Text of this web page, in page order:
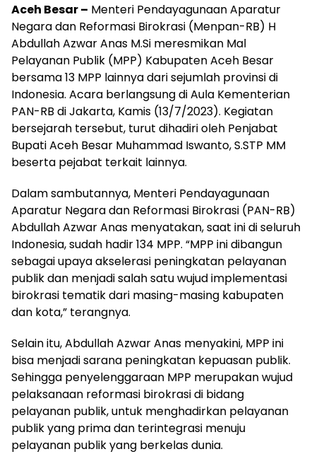
Aceh Besar – Menteri Pendayagunaan Aparatur
Negara dan Reformasi Birokrasi (Menpan-RB) H
Abdullah Azwar Anas M.Si meresmikan Mal
Pelayanan Publik (MPP) Kabupaten Aceh Besar
bersama 13 MPP lainnya dari sejumlah provinsi di
Indonesia. Acara berlangsung di Aula Kementerian
PAN-RB di Jakarta, Kamis (13/7/2023). Kegiatan
bersejarah tersebut, turut dihadiri oleh Penjabat
Bupati Aceh Besar Muhammad Iswanto, S.STP MM
beserta pejabat terkait lainnya.
Dalam sambutannya, Menteri Pendayagunaan
Aparatur Negara dan Reformasi Birokrasi (PAN-RB)
Abdullah Azwar Anas menyatakan, saat ini di seluruh
Indonesia, sudah hadir 134 MPP. “MPP ini dibangun
sebagai upaya akselerasi peningkatan pelayanan
publik dan menjadi salah satu wujud implementasi
birokrasi tematik dari masing-masing kabupaten
dan kota,” terangnya.
Selain itu, Abdullah Azwar Anas menyakini, MPP ini
bisa menjadi sarana peningkatan kepuasan publik.
Sehingga penyelenggaraan MPP merupakan wujud
pelaksanaan reformasi birokrasi di bidang
pelayanan publik, untuk menghadirkan pelayanan
publik yang prima dan terintegrasi menuju
pelayanan publik yang berkelas dunia.